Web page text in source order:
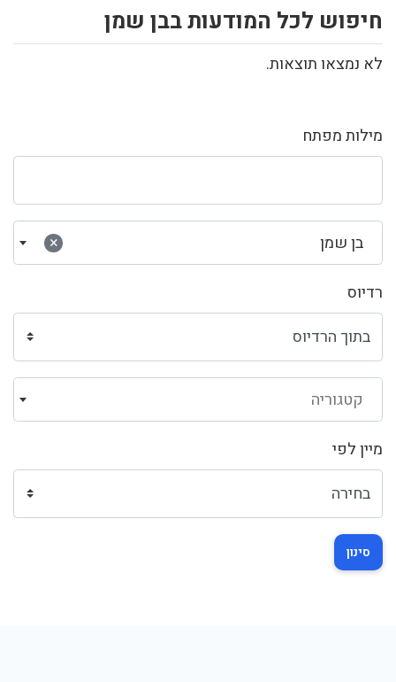
מילות מפתח
× בן שמן
רדיוס
קטגוריה
מיין לפי
סינון
חיפוש לכל המודעות בבן שמן
לא נמצאו תוצאות.